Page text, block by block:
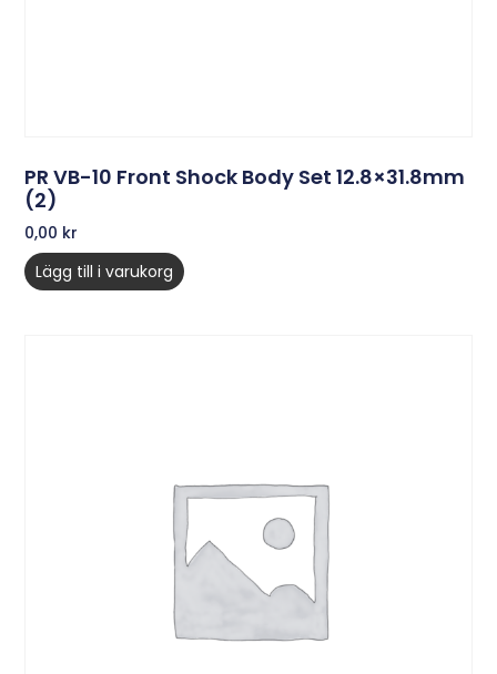
PR VB-10 Front Shock Body Set 12.8×31.8mm
(2)
0,00 kr
Lägg till i varukorg